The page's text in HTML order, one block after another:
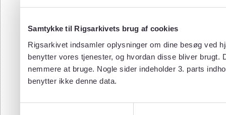
Samtykke til Rigsarkivets brug af cookies
Rigsarkivet indsamler oplysninger om dine besøg ved
benytter vores tjenester, og hvordan disse bliver
nemmere at bruge. Nogle sider indeholder 3. parts
benytter ikke denne data.
83
85
87
88
89
90